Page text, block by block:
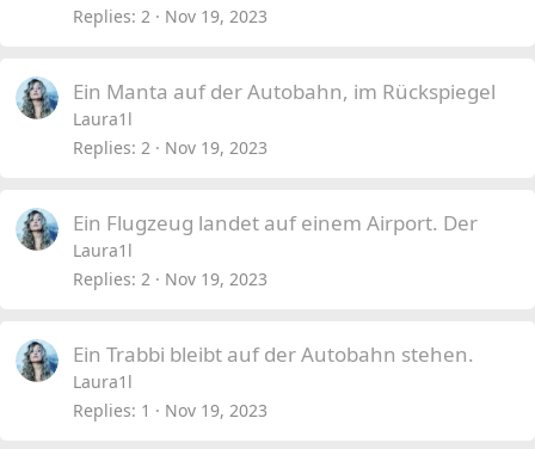
Replies 2 Nov 19, 2023
Ein Manta auf der Autobahn, im Rückspiegel
Laura1l
Replies 2 Nov 19, 2023
Ein Flugzeug landet auf einem Airport. Der
Laura1l
Replies 2 Nov 19, 2023
Ein Trabbi bleibt auf der Autobahn stehen.
Laura1l
Replies 1 Nov 19, 2023